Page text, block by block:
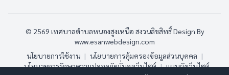
© 2569 เทศบาลตำบลหนองสูงเหนือ สงวนลิขสิทธิ์Design By
www.esanwebdesign.com
นโยบายการใช้งาน | นโยบายการคุ้มครองข้อมูลส่วนบุคคล |
นโยบายการรักษาความปลอดภัยมั่นคงเว็บไซต์ | แผนผังเว็บไซต์